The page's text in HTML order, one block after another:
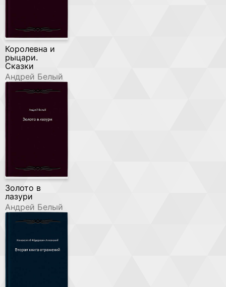
Королевна и
рыцари.
Сказки
Андрей Белый
Золото в
лазури
Андрей Белый